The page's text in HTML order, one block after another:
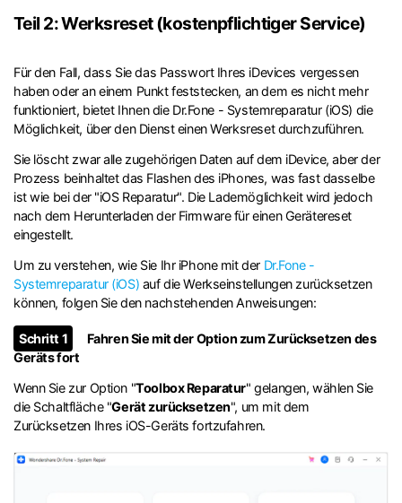
Teil 2: Werksreset (kostenpflichtiger Service)
Für den Fall, dass Sie das Passwort Ihres iDevices vergessen
haben oder an einem Punkt feststecken, an dem es nicht mehr
funktioniert, bietet Ihnen die Dr.Fone - Systemreparatur (iOS) die
Möglichkeit, über den Dienst einen Werksreset durchzuführen.
Sie löscht zwar alle zugehörigen Daten auf dem iDevice, aber der
Prozess beinhaltet das Flashen des iPhones, was fast dasselbe
ist wie bei der "iOS Reparatur". Die Lademöglichkeit wird jedoch
nach dem Herunterladen der Firmware für einen Gerätereset
eingestellt.
Um zu verstehen, wie Sie Ihr iPhone mit der Dr.Fone -
Systemreparatur (iOS) auf die Werkseinstellungen zurücksetzen
können, folgen Sie den nachstehenden Anweisungen:
Schritt 1
Fahren Sie mit der Option zum Zurücksetzen des
Geräts fort
Wenn Sie zur Option "Toolbox Reparatur" gelangen, wählen Sie
die Schaltfläche "Gerät zurücksetzen", um mit dem
Zurücksetzen Ihres iOS-Geräts fortzufahren.